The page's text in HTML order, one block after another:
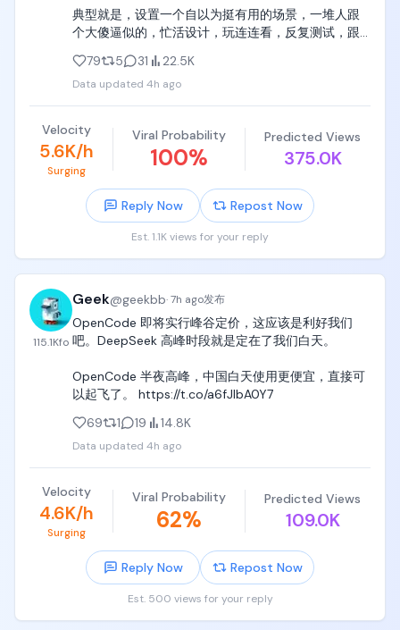
典型就是，设置一个自以为挺有用的场景，一堆人跟
个大傻逼似的，忙活设计，玩连连看，反复测试，跟
做完美滋滋地跟团队炫耀，大面积推广， 用了一周之
后发现，哎，缺少了功能ABCDEFG，其中ABCD和
EFG还矛盾，如果要完善LLM workflow的这些缺失功
能，那就要完完全全重新写一套。
这时候这些民办三本文科宝妈的脑子直接烧了，因为
要满足接下来层出不断需求，就要每周时时刻刻重
写，而这对于他们人均边牧一样的产品设计和coding
LLM workflow，比让他们学会正确写一个feature
requirement document还难。
失去维护能力，持续烂尾，又回到了人肉办公处理的
时代。
79 5 31 22.5K
Data updated 4h ago
Velocity
5.6K/h
Surging
Viral Probability
100%
Predicted Views
375.0K
Reply Now Repost Now
Est. 1.1K views for your reply
115.1Kfo
Geek@geekbb·7h ago发布
OpenCode 即将实行峰谷定价，这应该是利好我们
吧。DeepSeek 高峰时段就是定在了我们白天。
OpenCode 半夜高峰，中国白天使用更便宜，直接可
以起飞了。 https://t.co/a6fJIbA0Y7
69
1 19 14.8K
Data updated 4h ago
Velocity
4.6K/h
Surging
Viral Probability
62%
Predicted Views
109.0K
Reply Now Repost Now
Est. 500 views for your reply